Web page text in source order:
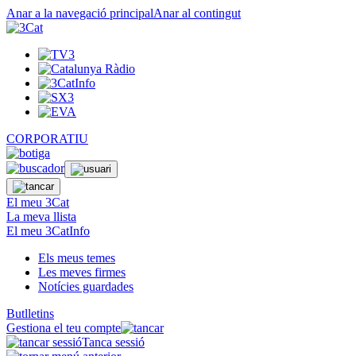
Anar a la navegació principalAnar al contingut
CORPORATIU
El meu 3Cat
La meva llista
El meu 3CatInfo
Els meus temes
Les meves firmes
Notícies guardades
Butlletins
Gestiona el teu compte
Tanca sessió